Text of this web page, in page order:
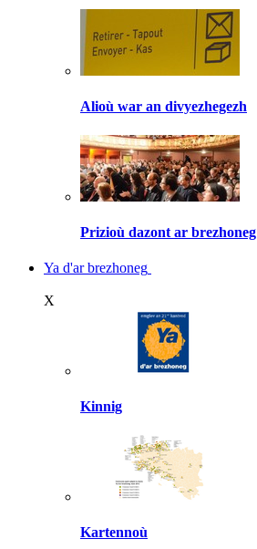
Alioù war an divyezhegezh
Prizioù dazont ar brezhoneg
Ya d'ar brezhoneg
X
Kinnig
Kartennoù